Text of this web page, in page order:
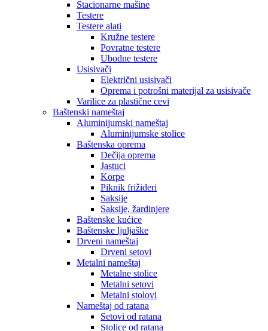
Stacionarne mašine
Testere
Testere alati
Kružne testere
Povratne testere
Ubodne testere
Usisivači
Električni usisivači
Oprema i potrošni materijal za usisivače
Varilice za plastične cevi
Baštenski nameštaj
Aluminijumski nameštaj
Aluminijumske stolice
Baštenska oprema
Dečija oprema
Jastuci
Korpe
Piknik frižideri
Saksije
Saksije, žardinjere
Baštenske kućice
Baštenske ljuljaške
Drveni nameštaj
Drveni setovi
Metalni nameštaj
Metalne stolice
Metalni setovi
Metalni stolovi
Nameštaj od ratana
Setovi od ratana
Stolice od ratana